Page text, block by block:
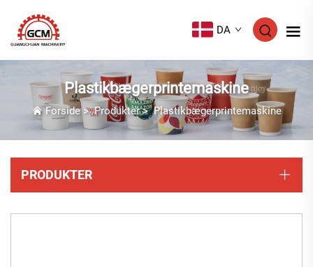
DA
Plastikbægerprintemaskine
Forside>Produkter>Plastikbægerprintemaskine
PRODUKTER